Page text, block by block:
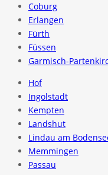
Coburg
Erlangen
Fürth
Füssen
Garmisch-
Hof
Ingolstadt
Kempten
Landshut
Lindau am
Memmingen
Passau